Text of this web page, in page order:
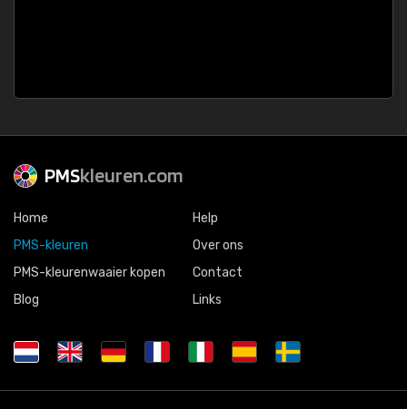
PMSkleuren.com
Home
PMS-kleuren
PMS-kleurenwaaier kopen
Blog
Help
Over ons
Contact
Links